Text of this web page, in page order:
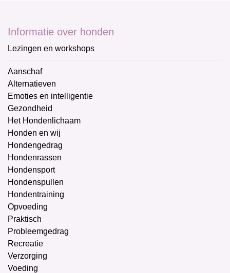
Informatie over honden
Lezingen en workshops
Aanschaf
Alternatieven
Emoties en intelligentie
Gezondheid
Het Hondenlichaam
Honden en wij
Hondengedrag
Hondenrassen
Hondensport
Hondenspullen
Hondentraining
Opvoeding
Praktisch
Probleemgedrag
Recreatie
Verzorging
Voeding